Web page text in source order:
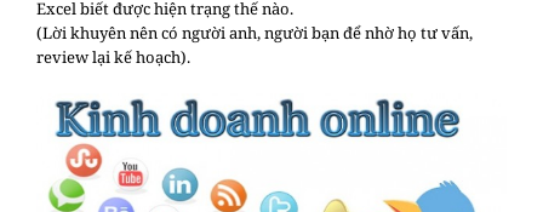
Excel biết được hiện trạng thế nào.
(Lời khuyên nên có người anh, người bạn để nhờ họ tư vấn,
review lại kế hoạch).